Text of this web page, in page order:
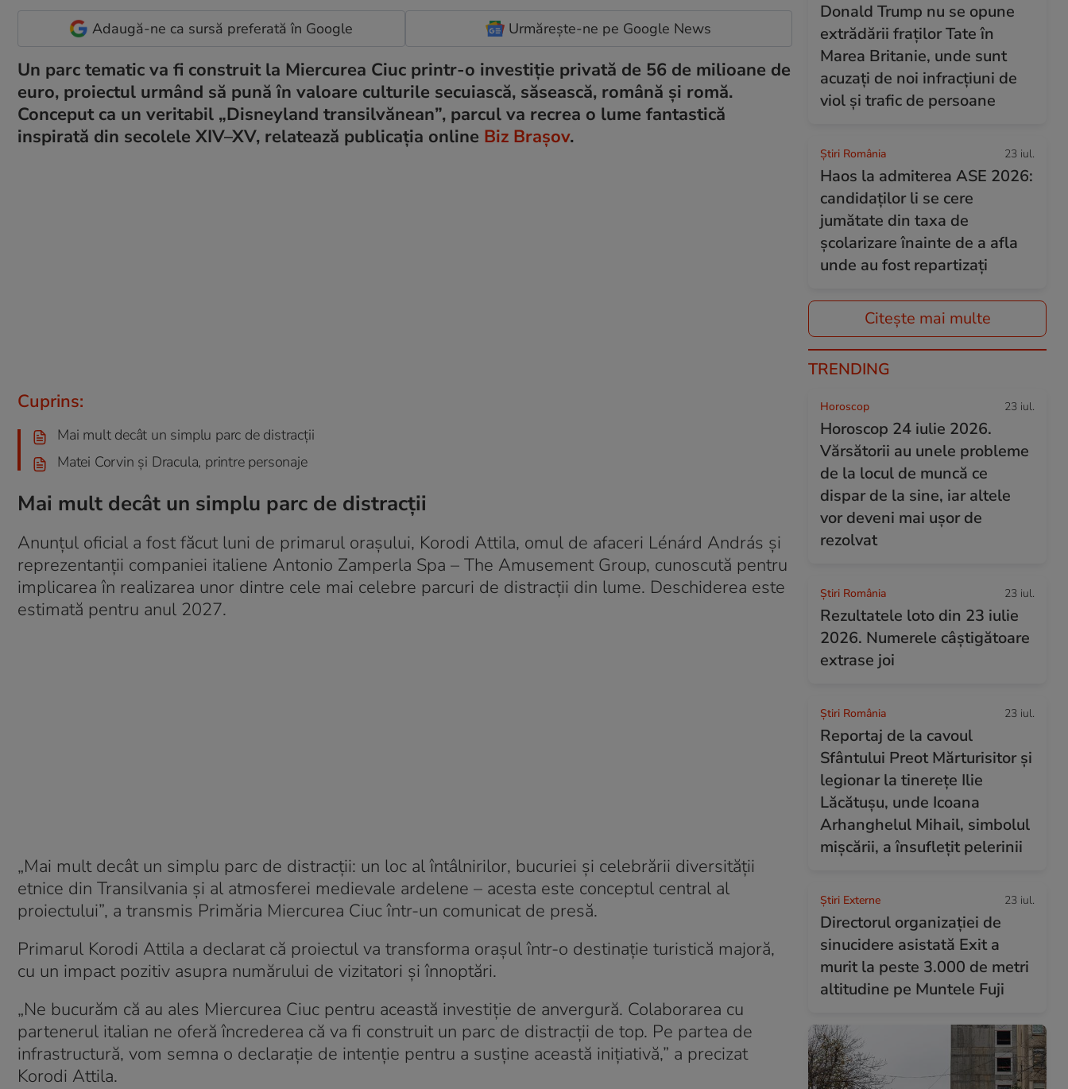
Adaugă-ne ca sursă preferată în Google Urmărește-ne pe Google News
Un parc tematic va fi construit la Miercurea Ciuc printr-o investiție privată de 56 de milioane de
euro, proiectul urmând să pună în valoare culturile secuiască, săsească, română și romă.
Conceput ca un veritabil „Disneyland transilvănean”, parcul va recrea o lume fantastică
inspirată din secolele XIV–XV, relatează publicația online Biz Brașov.
Cuprins:
Mai mult decât un simplu parc de distracții
Matei Corvin și Dracula, printre personaje
Mai mult decât un simplu parc de distracții
Anunțul oficial a fost făcut luni de primarul orașului, Korodi Attila, omul de afaceri Lénárd András și
reprezentanții companiei italiene Antonio Zamperla Spa – The Amusement Group, cunoscută pentru
implicarea în realizarea unor dintre cele mai celebre parcuri de distracții din lume. Deschiderea este
estimată pentru anul 2027.
„Mai mult decât un simplu parc de distracții: un loc al întâlnirilor, bucuriei și celebrării diversității
etnice din Transilvania și al atmosferei medievale ardelene – acesta este conceptul central al
proiectului”, a transmis Primăria Miercurea Ciuc într-un comunicat de presă.
Primarul Korodi Attila a declarat că proiectul va transforma orașul într-o destinație turistică majoră,
cu un impact pozitiv asupra numărului de vizitatori și înnoptări.
„Ne bucurăm că au ales Miercurea Ciuc pentru această investiție de anvergură. Colaborarea cu
partenerul italian ne oferă încrederea că va fi construit un parc de distracții de top. Pe partea de
infrastructură, vom semna o declarație de intenție pentru a susține această inițiativă,” a precizat
Korodi Attila.
Donald Trump nu se opune
extrădării fraților Tate în
Marea Britanie, unde sunt
acuzați de noi infracțiuni de
viol și trafic de persoane
Știri România 23 iul.
Haos la admiterea ASE 2026:
candidaților li se cere
jumătate din taxa de
școlarizare înainte de a afla
unde au fost repartizați
Citește mai multe
TRENDING
Horoscop 23 iul.
Horoscop 24 iulie 2026.
Vărsătorii au unele probleme
de la locul de muncă ce
dispar de la sine, iar altele
vor deveni mai ușor de
rezolvat
Știri România 23 iul.
Rezultatele loto din 23 iulie
2026. Numerele câștigătoare
extrase joi
Știri România 23 iul.
Reportaj de la cavoul
Sfântului Preot Mărturisitor și
legionar la tinerețe Ilie
Lăcătușu, unde Icoana
Arhanghelul Mihail, simbolul
mișcării, a însuflețit pelerinii
Știri Externe 23 iul.
Directorul organizației de
sinucidere asistată Exit a
murit la peste 3.000 de metri
altitudine pe Muntele Fuji